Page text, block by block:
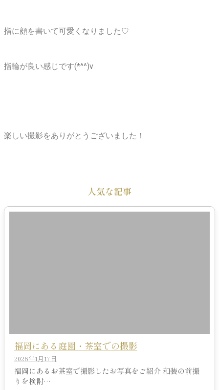
指に顔を書いて可愛くなりました♡
指輪が良い感じです(*^^)v
楽しい撮影をありがとうございました！
人気な記事
福岡にある庭園・茶室での撮影
2026年1月17日
福岡にあるお茶室で撮影したお写真をご紹介 和装の前撮
りを検討…